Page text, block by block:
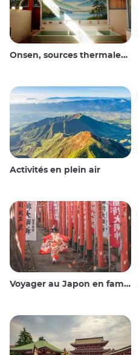
Onsen, sources thermales et bains publics
Activités en plein air
Voyager au Japon en famille